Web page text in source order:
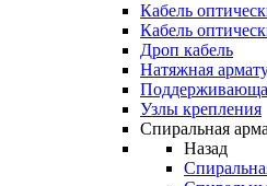
Кабель
Кабель
Дроп кабель
Натяжная
Узлы крепления
Спиральная
Назад